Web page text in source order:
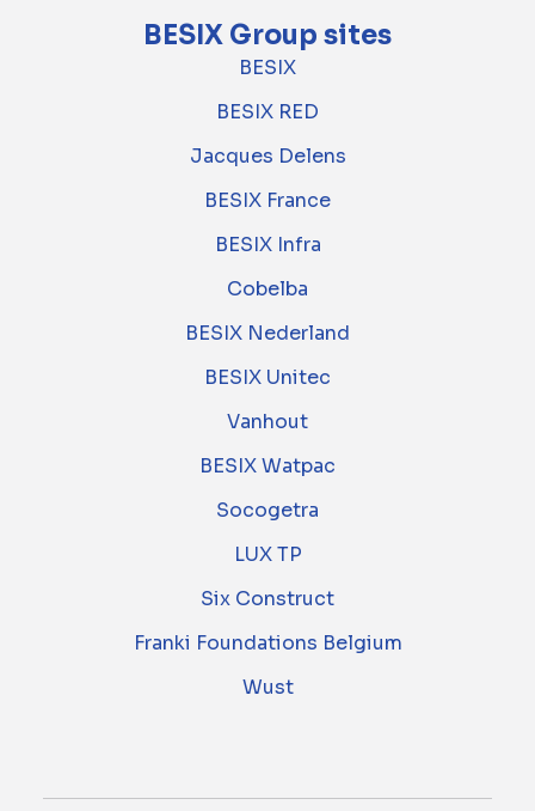
BESIX Group sites
BESIX
BESIX RED
Jacques Delens
BESIX France
BESIX Infra
Cobelba
BESIX Nederland
BESIX Unitec
Vanhout
BESIX Watpac
Socogetra
LUX TP
Six Construct
Franki Foundations Belgium
Wust